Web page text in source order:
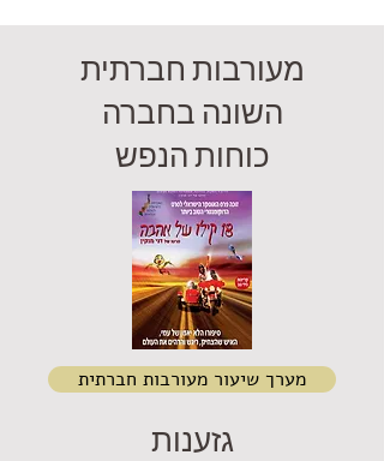
מעורבות חברתית
השונה בחברה
כוחות הנפש
מערך שיעור מעורבות חברתית
גזענות